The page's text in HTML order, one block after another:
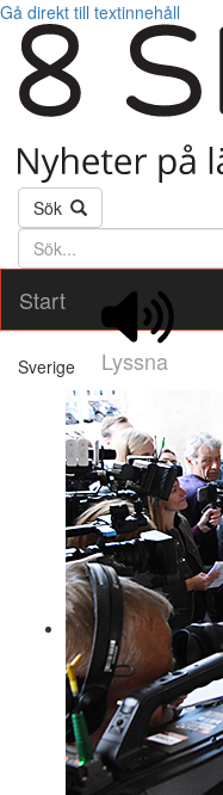
Gå direkt till textinnehåll
Sök
Söktext
Start
Lyssna
Sverige